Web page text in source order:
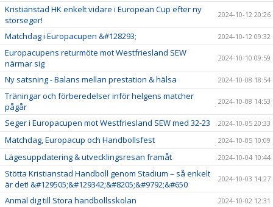
Kristianstad HK enkelt vidare i European Cup efter ny
storseger!
2024-10-12 20:26
Matchdag i Europacupen &#128293; 2024-10-12 09:32
Europacupens returmöte mot Westfriesland SEW
närmar sig
2024-10-10 09:59
Ny satsning - Balans mellan prestation & hälsa 2024-10-08 18:54
Träningar och förberedelser inför helgens matcher
pågår
2024-10-08 14:53
Seger i Europacupen mot Westfriesland SEW med 32-23 2024-10-05 20:33
Matchdag, Europacup och Handbollsfest 2024-10-05 10:09
Lägesuppdatering & utvecklingsresan framåt 2024-10-04 10:44
Stötta Kristianstad Handboll genom Stadium – så enkelt
är det! &#129505;&#129342;&#8205;&#9792;&#650
2024-10-03 14:27
Anmäl dig till Stora handbollsskolan 2024-10-02 12:31